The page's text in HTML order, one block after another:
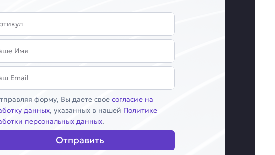
форму, Вы даете своесогласие на
данных, указанных в нашей Политике
персональных данных.
Отправить